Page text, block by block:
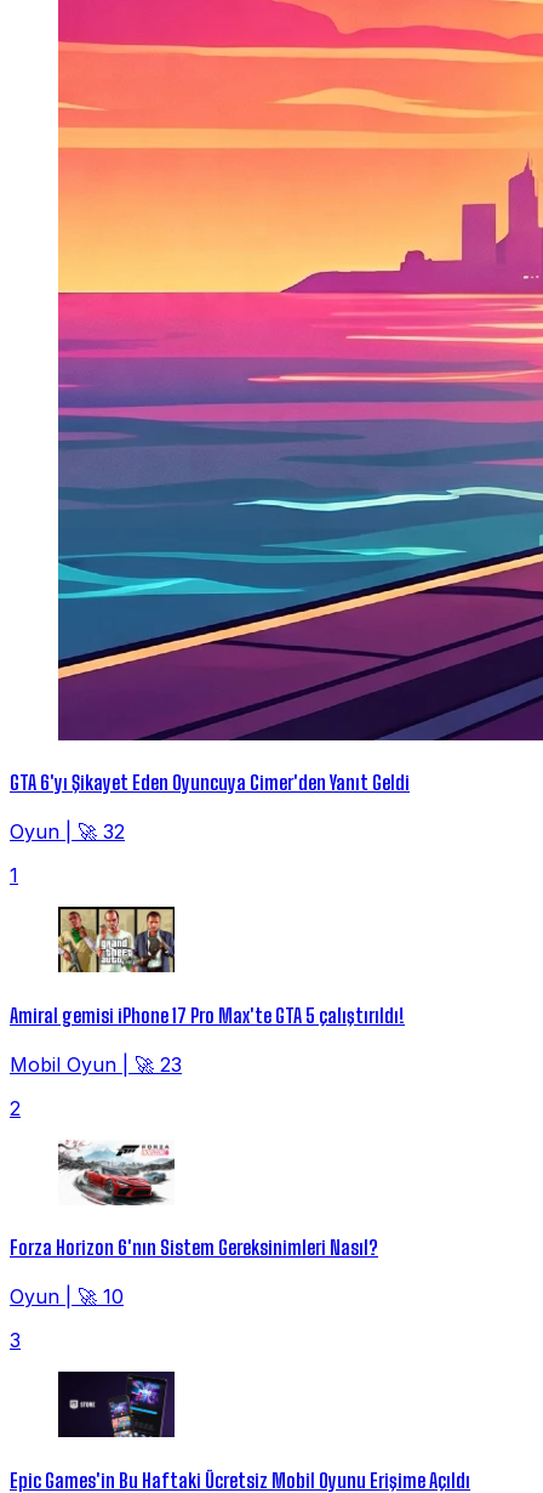
GTA 6'yı Şikayet Eden Oyuncuya Cimer'den Yanıt Geldi
Oyun
🚀 32
1
Amiral gemisi iPhone 17 Pro Max'te GTA 5 çalıştırıldı!
Mobil Oyun
🚀 23
2
Forza Horizon 6'nın Sistem Gereksinimleri Nasıl?
Oyun
🚀 10
3
Epic Games'in Bu Haftaki Ücretsiz Mobil Oyunu Erişime Açıldı